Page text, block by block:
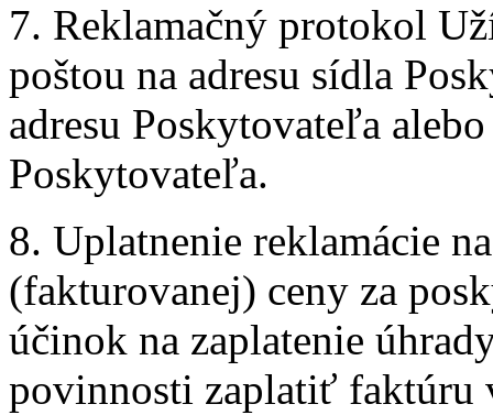
7. Reklamačný protokol
poštou na adresu sídla
adresu Poskytovateľa
Poskytovateľa.
8. Uplatnenie reklamácie
(fakturovanej) ceny za
účinok na zaplatenie
povinnosti zaplatiť faktúru